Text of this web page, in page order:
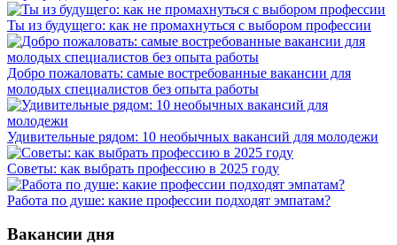
Ты из будущего: как не промахнуться с выбором профессии
Добро пожаловать: самые востребованные вакансии для
молодых специалистов без опыта работы
Удивительные рядом: 10 необычных вакансий для молодежи
Советы: как выбрать профессию в 2025 году
Работа по душе: какие профессии подходят эмпатам?
Вакансии дня